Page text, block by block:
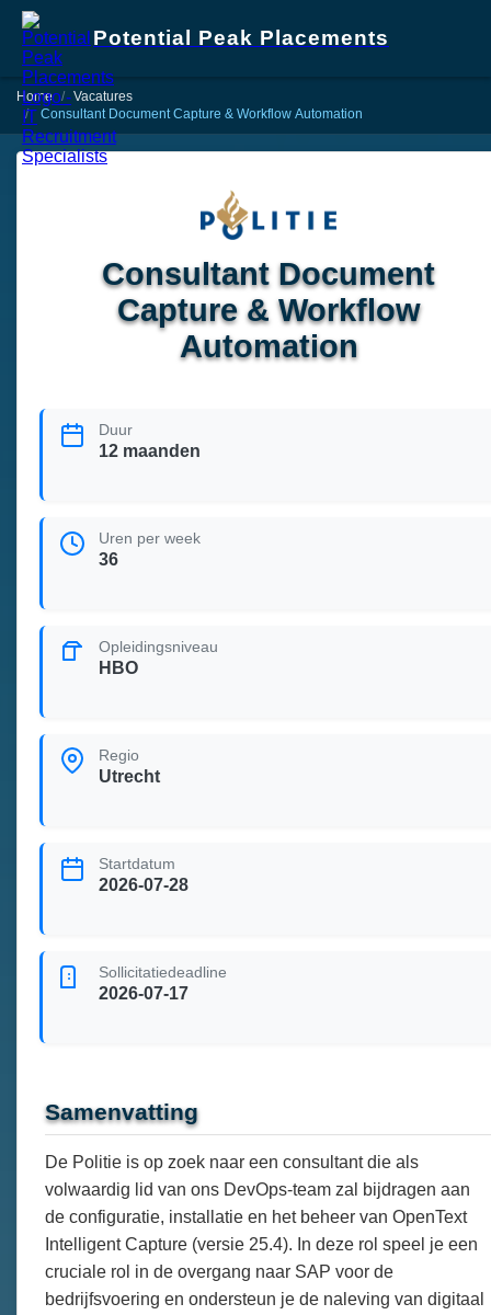
Potential Peak Placements
Home
Vacatures
Consultant Document Capture & Workflow Automation
Consultant Document
Capture & Workflow
Automation
Duur
12 maanden
Uren per week
36
Opleidingsniveau
HBO
Regio
Utrecht
Startdatum
2026-07-28
Sollicitatiedeadline
2026-07-17
Samenvatting
De Politie is op zoek naar een consultant die als
volwaardig lid van ons DevOps-team zal bijdragen aan
de configuratie, installatie en het beheer van OpenText
Intelligent Capture (versie 25.4). In deze rol speel je een
cruciale rol in de overgang naar SAP voor de
bedrijfsvoering en ondersteun je de naleving van digitaal